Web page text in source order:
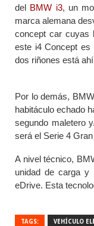
del BMW i3, un
marca alemana
concept car cuyas
este i4 Concept es
dos riñones está
Por lo demás,
habitáculo echado
segundo maletero
será el Serie 4
A nivel técnico,
unidad de carga y
eDrive. Esta
TAGS: VEHÍCULO